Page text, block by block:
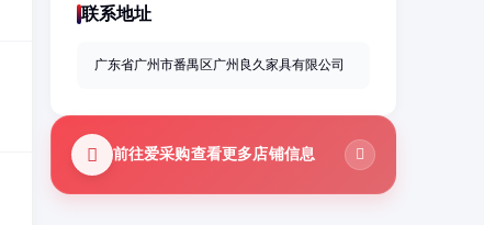
联系地址
广东省广州市番禺区广州良久家具有限公司
前往爱采购查看更多店铺信息